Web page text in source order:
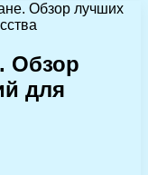
Обзор лучших
Обзор
для